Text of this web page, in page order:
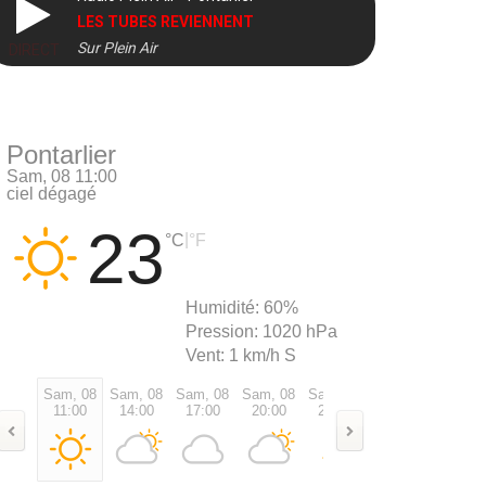
DIRECT
LES TUBES REVIENNENT
Sur Plein Air
Pontarlier
Sam, 08 11:00
ciel dégagé
23 °C °F
Humidité: 60%
Pression: 1020 hPa
Vent: 1 km/h S
Sam, 08
11:00
Sam, 08
14:00
Sam, 08
17:00
Sam, 08
20:00
Sam, 08
23:00